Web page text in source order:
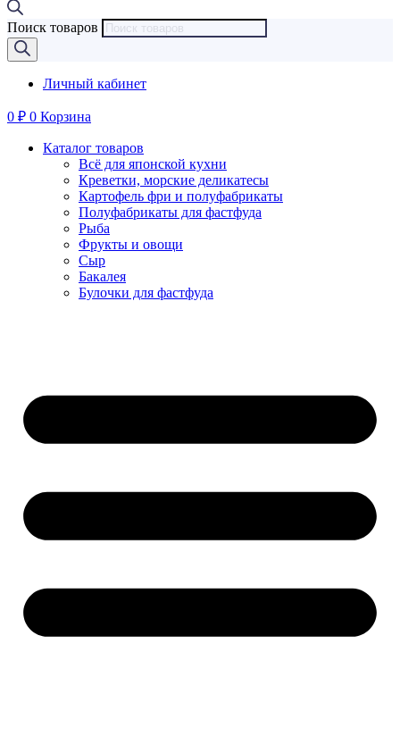
Поиск товаров
Личный кабинет
0 ₽ 0 Корзина
Каталог товаров
Всё для японской кухни
Креветки, морские деликатесы
Картофель фри и полуфабрикаты
Полуфабрикаты для фастфуда
Рыба
Фрукты и овощи
Сыр
Бакалея
Булочки для фастфуда